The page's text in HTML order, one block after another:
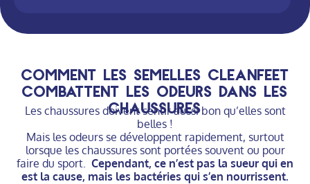
Comment les semelles Cleanfeet
combattent les odeurs dans les
chaussures
Les chaussures doivent sentir aussi bon qu’elles sont
belles !
Mais les odeurs se développent rapidement, surtout
lorsque les chaussures sont portées souvent ou pour
faire du sport. Cependant, ce n’est pas la sueur qui en
est la cause, mais les bactéries qui s’en nourrissent.